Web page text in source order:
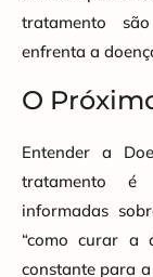
tratamento
enfrenta a
O
Entender a
tratamento é
informadas
“como curar a
constante para